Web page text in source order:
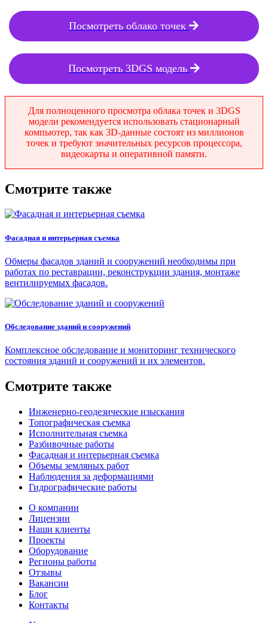
Посмотреть облако точек
Посмотреть 3DGS модель
Для полноценного просмотра облака точек и 3DGS
модели рекомендуется использовать стационарный
компьютер, так как 3D-данные состоят из миллионов
точек и требуют значительных ресурсов процессора,
видеокарты и оперативной памяти.
Смотрите также
Фасадная и интерьерная съемка
Обмеры фасадов зданий и сооружений необходимы при
работах по реставрации, реконструкции здания, монтаже
вентилируемых фасадов.
Обследование зданий и сооружений
Комплексное обследование и мониторинг технического
состояния зданий и сооружений и их элементов.
Смотрите также
Инженерно-геодезические изыскания
Топографическая съемка
Исполнительная съемка
Разбивочные работы
Фасадная и интерьерная съемка
Объемы земляных работ
Наблюдения за деформациями
Гидрографические работы
О компании
Лицензии
Наши клиенты
Проекты
Оборудование
Регионы работы
Отзывы
Вакансии
Блог
Контакты